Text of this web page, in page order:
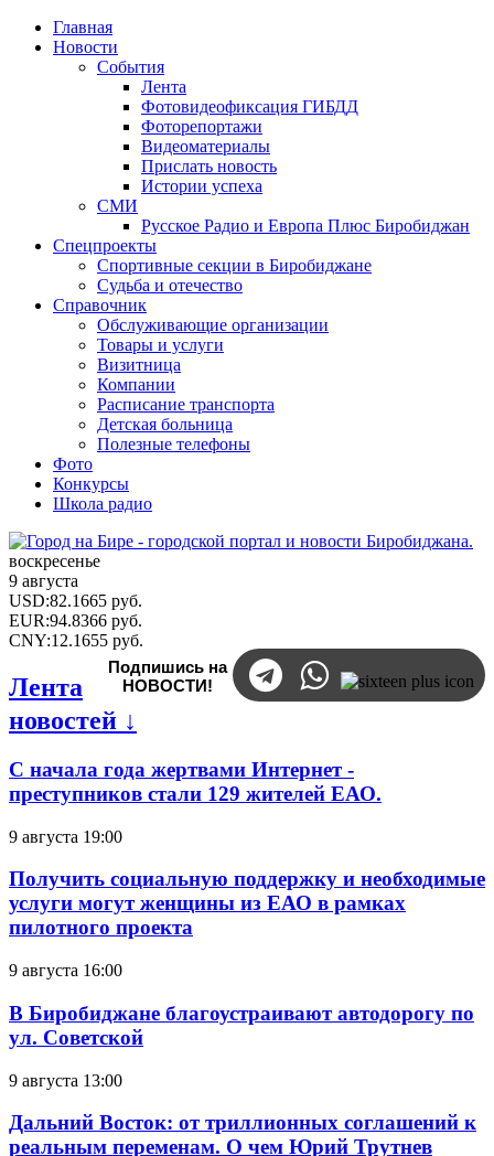
Главная
Новости
События
Лента
Фотовидеофиксация ГИБДД
Фоторепортажи
Видеоматериалы
Прислать новость
Истории успеха
СМИ
Русское Радио и Европа Плюс Биробиджан
Спецпроекты
Спортивные секции в Биробиджане
Судьба и отечество
Справочник
Обслуживающие организации
Товары и услуги
Визитница
Компании
Расписание транспорта
Детская больница
Полезные телефоны
Фото
Конкурсы
Школа радио
воскресенье
9 августа
USD:82.1665 руб.
EUR:94.8366 руб.
CNY:12.1655 руб.
Подпишись на
НОВОСТИ!
Лента
новостей ↓
С начала года жертвами Интернет -
преступников стали 129 жителей ЕАО.
9 августа 19:00
Получить социальную поддержку и необходимые
услуги могут женщины из ЕАО в рамках
пилотного проекта
9 августа 16:00
В Биробиджане благоустраивают автодорогу по
ул. Советской
9 августа 13:00
Дальний Восток: от триллионных соглашений к
реальным переменам. О чем Юрий Трутнев